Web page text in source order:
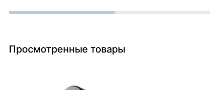
Просмотренные товары